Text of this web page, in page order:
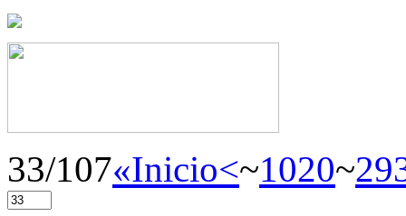
33/107«Inicio<~1020~29